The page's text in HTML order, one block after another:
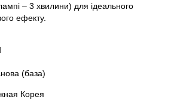
– 3 хвилини) для ідеального
ефекту.
(база)
Корея